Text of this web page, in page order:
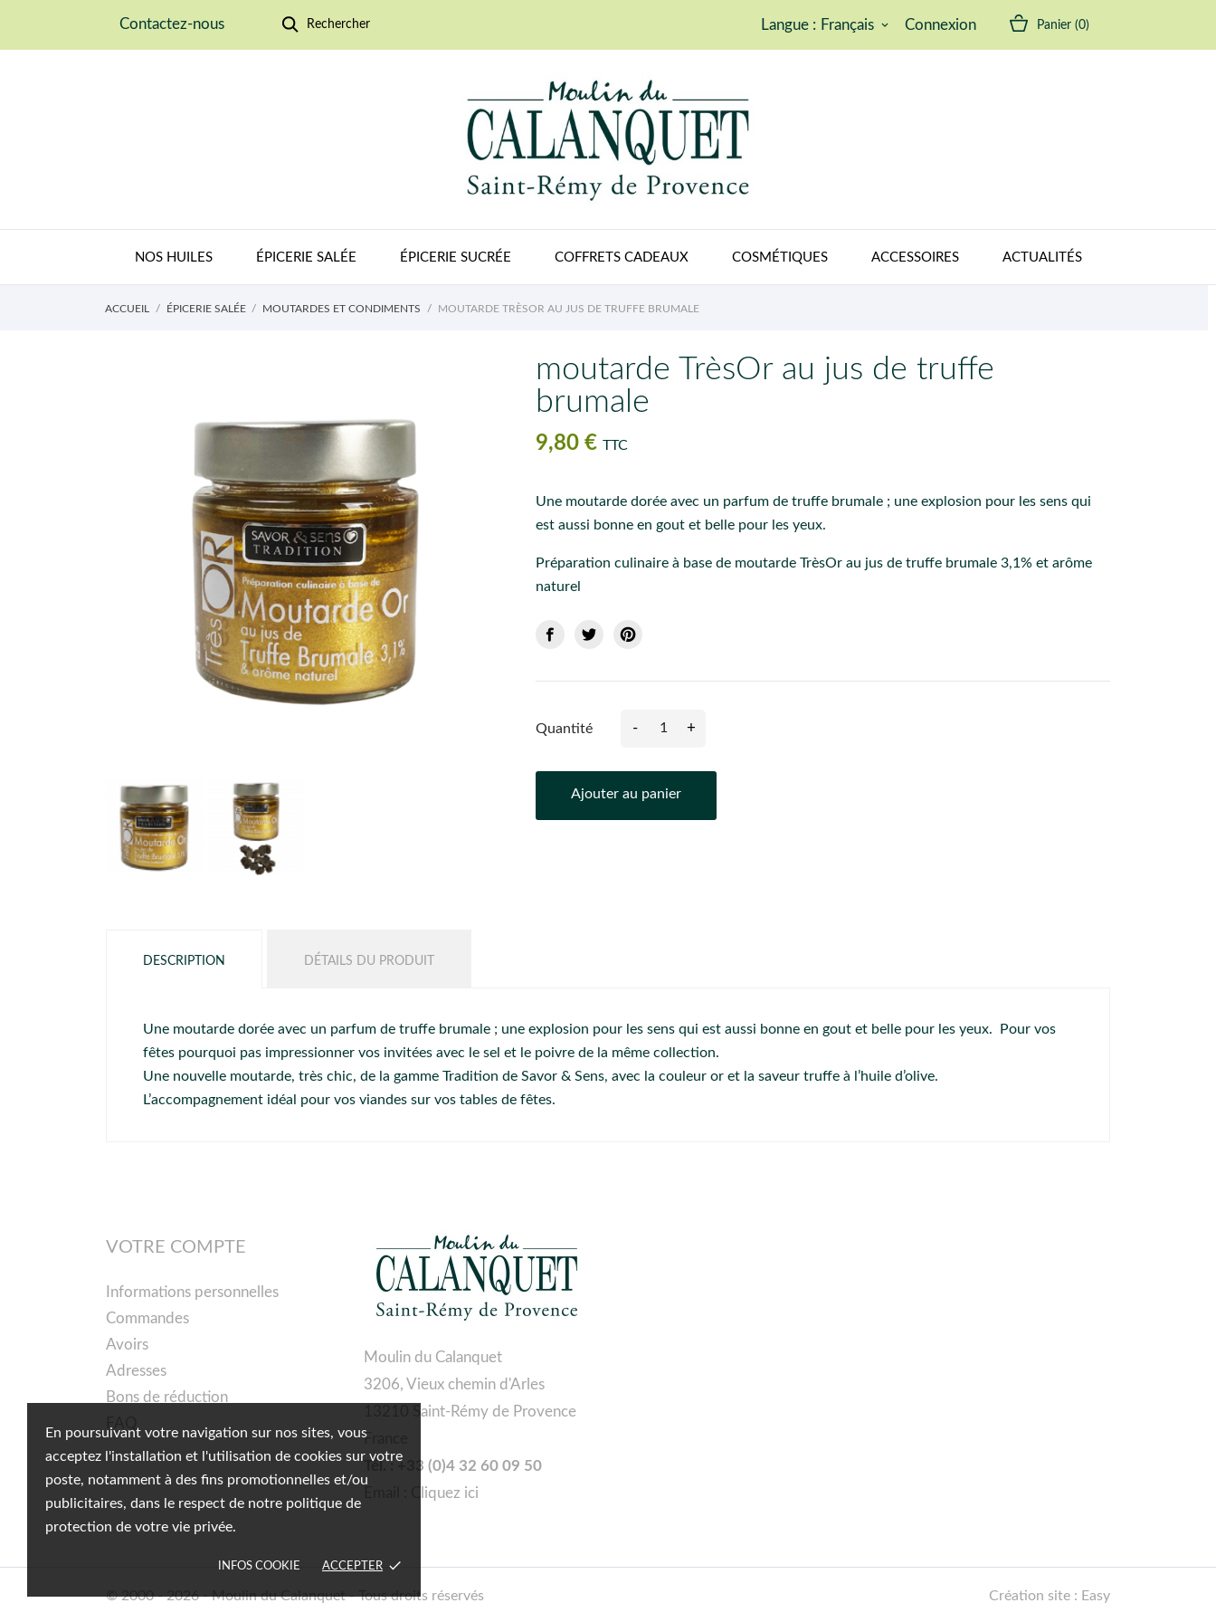
En poursuivant votre navigation sur nos sites, vous
acceptez l'installation et l'utilisation de cookies sur votre
poste, notamment à des fins promotionnelles et/ou
publicitaires, dans le respect de notre politique de
protection de votre vie privée.
INFOS COOKIE ACCEPTER done
Contactez-nous Rechercher Langue : Français keyboard_arrow_down Connexion Panier (0)
NOS HUILES ÉPICERIE SALÉE ÉPICERIE SUCRÉE COFFRETS CADEAUX COSMÉTIQUES ACCESSOIRES ACTUALITÉS
ACCUEIL ÉPICERIE SALÉE MOUTARDES ET CONDIMENTS MOUTARDE TRÈSOR AU JUS DE TRUFFE BRUMALE
moutarde TrèsOr au jus de truffe
brumale
9,80 € TTC
Une moutarde dorée avec un parfum de truffe brumale ; une explosion pour les sens qui
est aussi bonne en gout et belle pour les yeux.
Préparation culinaire à base de moutarde TrèsOr au jus de truffe brumale 3,1% et arôme
naturel
Quantité - +
Ajouter au panier
DESCRIPTION DÉTAILS DU PRODUIT
Une moutarde dorée avec un parfum de truffe brumale ; une explosion pour les sens qui est aussi bonne en gout et belle pour les yeux. Pour vos
fêtes pourquoi pas impressionner vos invitées avec le sel et le poivre de la même collection.
Une nouvelle moutarde, très chic, de la gamme Tradition de Savor & Sens, avec la couleur or et la saveur truffe à l’huile d’olive.
L’accompagnement idéal pour vos viandes sur vos tables de fêtes.
VOTRE COMPTE
Informations personnelles
Commandes
Avoirs
Adresses
Bons de réduction
Moulin du Calanquet
3206, Vieux chemin d'Arles
13210 Saint-Rémy de Provence
France
Tél. : +33 (0)4 32 60 09 50
Cliquez ici
© 2000 - 2026 - Moulin du Calanquet - Tous droits réservés Création site : Easy